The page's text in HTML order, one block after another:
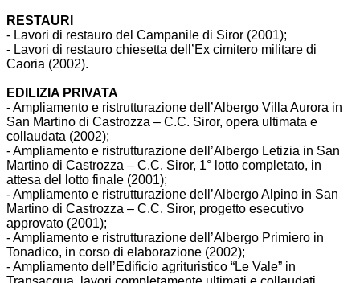
RESTAURI
- Lavori di restauro del Campanile di Siror (2001);
- Lavori di restauro chiesetta dell’Ex cimitero militare di
Caoria (2002).
EDILIZIA PRIVATA
- Ampliamento e ristrutturazione dell’Albergo Villa Aurora in
San Martino di Castrozza – C.C. Siror, opera ultimata e
collaudata (2002);
- Ampliamento e ristrutturazione dell’Albergo Letizia in San
Martino di Castrozza – C.C. Siror, 1° lotto completato, in
attesa del lotto finale (2001);
- Ampliamento e ristrutturazione dell’Albergo Alpino in San
Martino di Castrozza – C.C. Siror, progetto esecutivo
approvato (2001);
- Ampliamento e ristrutturazione dell’Albergo Primiero in
Tonadico, in corso di elaborazione (2002);
- Ampliamento dell’Edificio agrituristico “Le Vale” in